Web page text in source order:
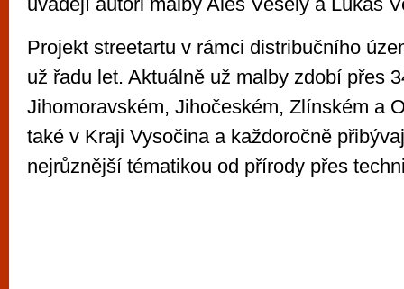
Projekt streetartu v rámci distribučního
už řadu let. Aktuálně už malby zdobí přes
Jihomoravském, Jihočeském, Zlínském a
také v Kraji Vysočina a každoročně
nejrůznější tématikou od přírody přes